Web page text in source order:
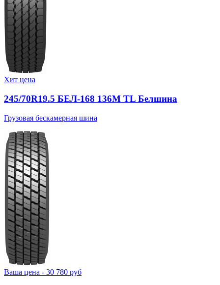
Хит цена
245/70R19.5 БЕЛ-168 136M TL Белшина
Грузовая бескамерная шина
Ваша цена - 30 780 руб